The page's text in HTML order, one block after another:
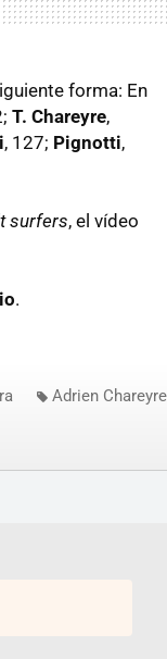
forma: En
T. Chareyre,
, 127; Pignotti,
surfers, el vídeo
.
Adrien Chareyre